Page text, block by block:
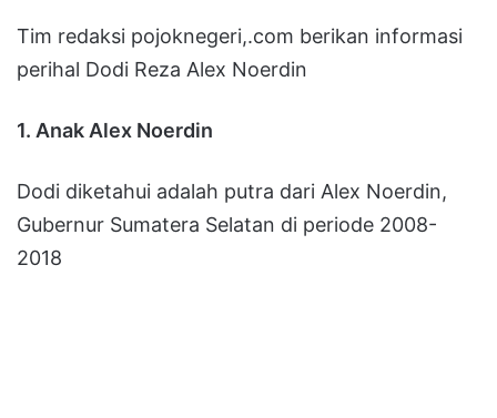
Tim redaksi pojoknegeri,.com berikan informasi
perihal Dodi Reza Alex Noerdin
1. Anak Alex Noerdin
Dodi diketahui adalah putra dari Alex Noerdin,
Gubernur Sumatera Selatan di periode 2008-
2018